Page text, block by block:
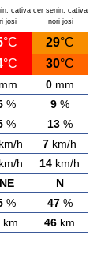
cativa
josi
cer senin, cativa
nori josi
°C 29°C
°C 30°C
0mm
% 9%
% 13%
km/h 7 km/h
km/h 14 km/h
N
% 47%
km 46 km